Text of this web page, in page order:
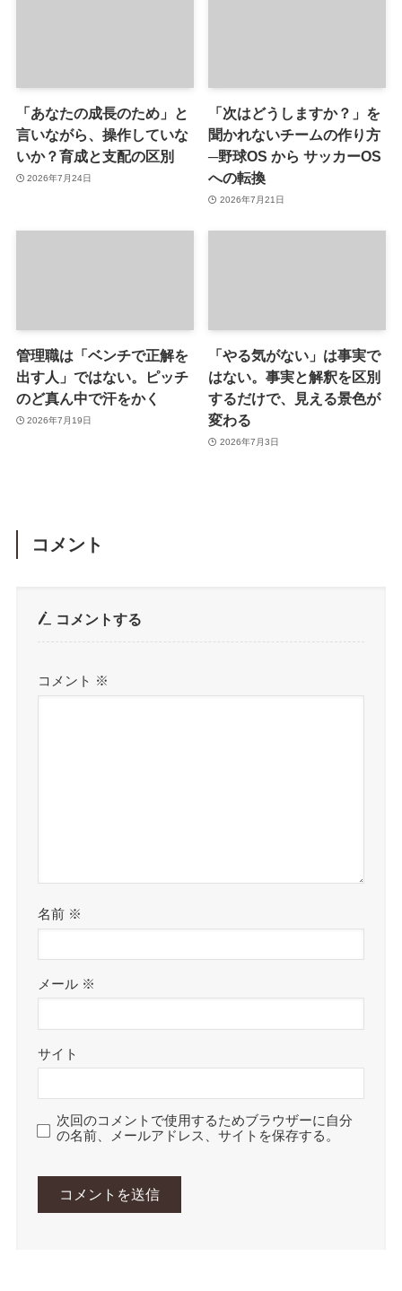
「あなたの成長のため」と
言いながら、操作していな
いか？育成と支配の区別
2026年7月24日
「次はどうしますか？」を
聞かれないチームの作り方
─野球OS から サッカーOS
への転換
2026年7月21日
管理職は「ベンチで正解を
出す人」ではない。ピッチ
のど真ん中で汗をかく
2026年7月19日
「やる気がない」は事実で
はない。事実と解釈を区別
するだけで、見える景色が
変わる
2026年7月3日
コメント
コメントする
コメント ※
名前 ※
メール ※
サイト
次回のコメントで使用するためブラウザーに自分
の名前、メールアドレス、サイトを保存する。